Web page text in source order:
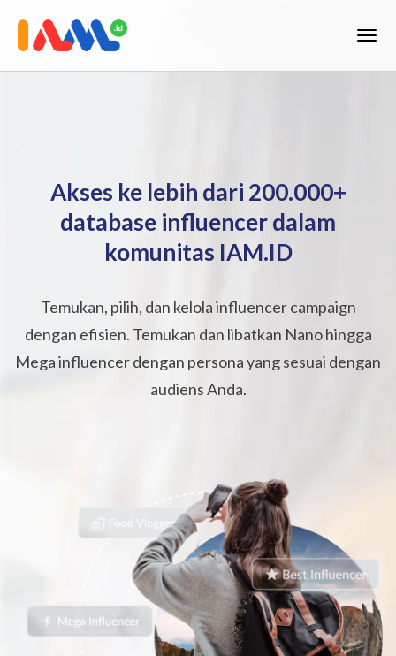
Akses ke lebih dari 200.000+
database influencer dalam
komunitas IAM.ID
Temukan, pilih, dan kelola influencer campaign
dengan efisien. Temukan dan libatkan Nano hingga
Mega influencer dengan persona yang sesuai dengan
audiens Anda.